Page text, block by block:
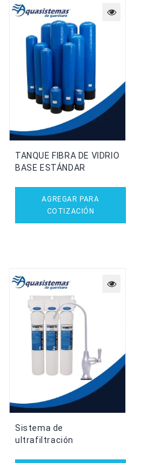
TANQUE FIBRA DE VIDRIO
BASE ESTÁNDAR
AGREGAR PARA
COTIZACIÓN
Sistema de
ultrafiltración